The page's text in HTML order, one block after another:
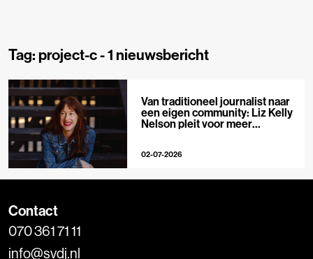
Tag: project-c -1 nieuwsbericht
Van traditioneel journalist naar
een eigen community: Liz Kelly
Nelson pleit voor meer
02-07-2026
Contact
070 361 71 11
info@svdj.nl